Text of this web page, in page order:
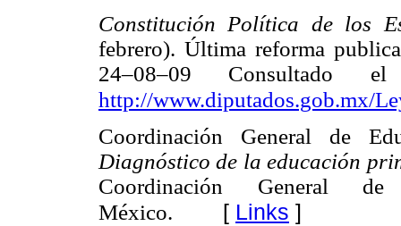
Constitución Política de los
febrero). Última reforma
24–08–09
http://www.diputados.gob.mx/
Coordinación General de
Diagnóstico de la educación
Coordinación General
México. [ Links ]